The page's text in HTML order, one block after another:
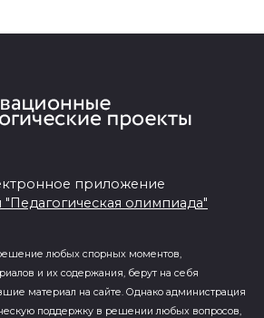
приложение
"Педагогическая олимпиада"
любых спорных моментов,
и их содержания, берут на себя
материал на сайте. Однако администрация
поддержку в решении любых вопросов,